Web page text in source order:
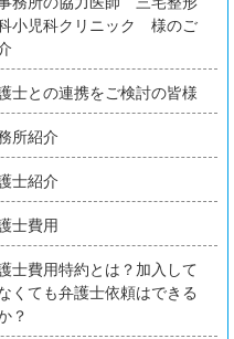
交通事故により顔に傷跡が残っ
た場合、慰謝料など賠償はどう
横須賀でバイク事故に強い弁護
士に相談
バス・タクシー会社との交通事
故
当事務所の協力医師 三宅整形
外科小児科クリニック 様のご
紹介